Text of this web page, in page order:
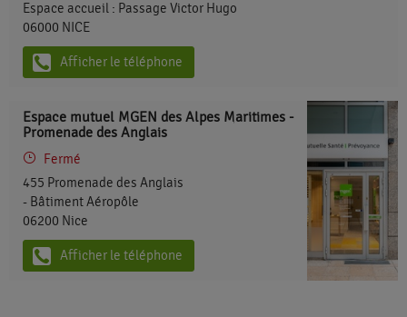
Espace accueil : Passage Victor Hugo
06000 NICE
Afficher le téléphone
Espace mutuel MGEN des Alpes Maritimes -
Promenade des Anglais
Fermé
455 Promenade des Anglais
- Bâtiment Aéropôle
06200 Nice
Afficher le téléphone